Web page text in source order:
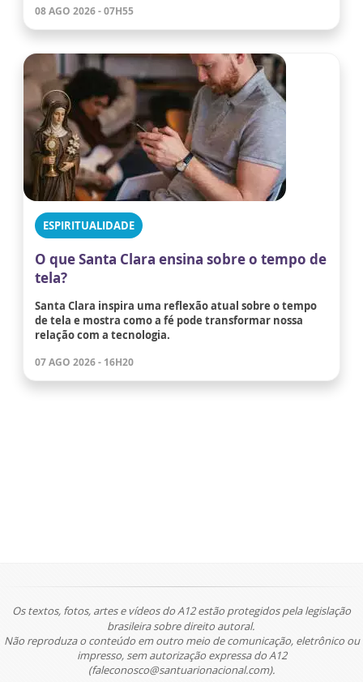
08 AGO 2026 - 07H55
ESPIRITUALIDADE
O que Santa Clara ensina sobre o tempo de
tela?
Santa Clara inspira uma reflexão atual sobre o tempo
de tela e mostra como a fé pode transformar nossa
relação com a tecnologia.
07 AGO 2026 - 16H20
Os textos, fotos, artes e vídeos do A12 estão protegidos pela legislação
brasileira sobre direito autoral.
Não reproduza o conteúdo em outro meio de comunicação, eletrônico ou
impresso, sem autorização expressa do A12
(faleconosco@santuarionacional.com).